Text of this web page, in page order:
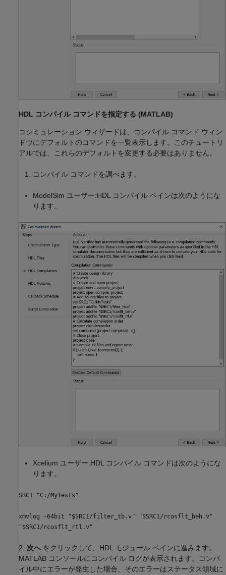
HDL コンパイル コマンドを指定する (MATLAB)
コシミュレーション ウィザードは、コンパイル コマンド ウィン
ドウにデフォルトのコマンドを一覧表示します。このチュートリ
アルでは、これらのデフォルトを変更する必要はありません。
コンパイル コマンドを調べます。
ModelSim ユーザー:HDL コンパイル ペインは次のようにな
ります。
Xcelium ユーザー:HDL コンパイル コマンドは次のようにな
ります。
SRC1="C:/MyTests"
xmvlog -64bit "$SRC1/filter_tb.v" "$SRC1/rcosflt_beh.v"
"$SRC1/rcosflt_rtl.v"
2. 次へ をクリックして、HDL モジュール ペインに進みます。
MATLAB コンソールにコンパイル ログが表示されます。コンパ
イル中にエラーが発生した場合、そのエラーはステータス領域に